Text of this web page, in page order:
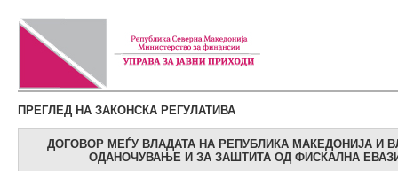
ПРЕГЛЕД НА ЗАКОНСКА РЕГУЛАТИВА
ДОГОВОР МЕЃУ ВЛАДАТА НА РЕПУБЛИКА МАКЕДОНИЈА И
ОДАНОЧУВАЊЕ И ЗА ЗАШТИТА ОД ФИСКАЛНА